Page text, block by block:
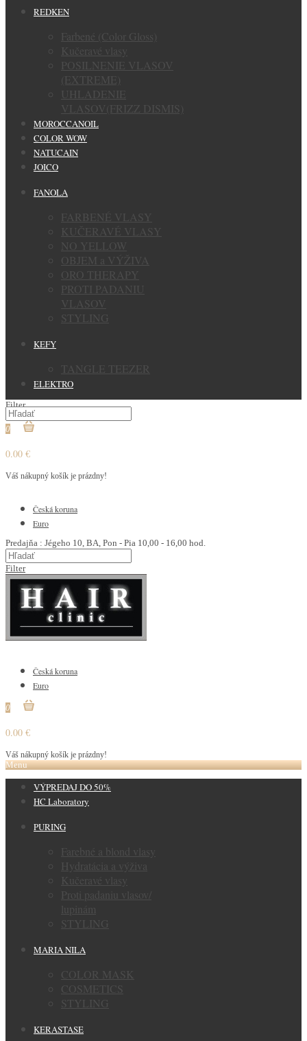
REDKEN
Farbené (Color Gloss)
Kučeravé vlasy
POSILNENIE VLASOV
(EXTREME)
UHLADENIE
VLASOV(FRIZZ DISMIS)
MOROCCANOIL
COLOR WOW
NATUCAIN
JOICO
FANOLA
FARBENÉ VLASY
KUČERAVÉ VLASY
NO YELLOW
OBJEM a VÝŽIVA
ORO THERAPY
PROTI PADANIU
VLASOV
STYLING
KEFY
TANGLE TEEZER
ELEKTRO
Filter
0
0.00 €
Váš nákupný košík je prázdny!
Česká koruna
Euro
Predajňa : Jégeho 10, BA, Pon - Pia 10,00 - 16,00 hod.
Filter
Česká koruna
Euro
0
0.00 €
Váš nákupný košík je prázdny!
Menu
VÝPREDAJ DO 50%
HC Laboratory
PURING
Farebné a blond vlasy
Hydratácia a výživa
Kučeravé vlasy
Proti padaniu vlasov/
lupinám
STYLING
MARIA NILA
COLOR MASK
COSMETICS
STYLING
KERASTASE